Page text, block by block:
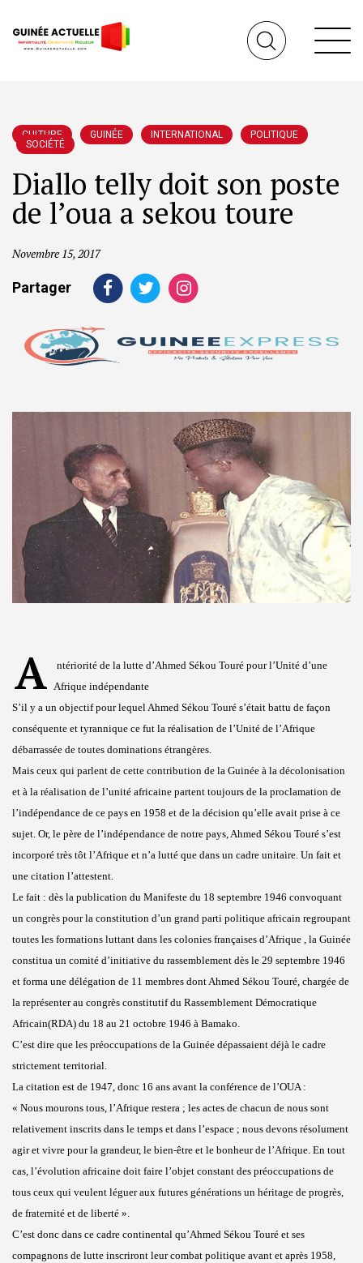
CULTURE GUINÉE INTERNATIONAL
POLITIQUE
SOCIÉTÉ
Diallo telly doit son poste
de l’oua a sekou toure
Novembre 15, 2017
Partager
A
ntériorité de la lutte d’Ahmed Sékou Touré pour l’Unité d’une
Afrique indépendante
S’il y a un objectif pour lequel Ahmed Sékou Touré s’était battu de façon
conséquente et tyrannique ce fut la réalisation de l’Unité de l’Afrique
débarrassée de toutes dominations étrangères.
Mais ceux qui parlent de cette contribution de la Guinée à la décolonisation
et à la réalisation de l’unité africaine partent toujours de la proclamation de
l’indépendance de ce pays en 1958 et de la décision qu’elle avait prise à ce
sujet. Or, le père de l’indépendance de notre pays, Ahmed Sékou Touré s’est
incorporé très tôt l’Afrique et n’a lutté que dans un cadre unitaire. Un fait et
une citation l’attestent.
Le fait : dès la publication du Manifeste du 18 septembre 1946 convoquant
un congrès pour la constitution d’un grand parti politique africain regroupant
toutes les formations luttant dans les colonies françaises d’Afrique , la Guinée
constitua un comité d’initiative du rassemblement dès le 29 septembre 1946
et forma une délégation de 11 membres dont Ahmed Sékou Touré, chargée de
la représenter au congrès constitutif du Rassemblement Démocratique
Africain(RDA) du 18 au 21 octobre 1946 à Bamako.
C’est dire que les préoccupations de la Guinée dépassaient déjà le cadre
strictement territorial.
La citation est de 1947, donc 16 ans avant la conférence de l’OUA :
« Nous mourons tous, l’Afrique restera ; les actes de chacun de nous sont
relativement inscrits dans le temps et dans l’espace ; nous devons résolument
agir et vivre pour la grandeur, le bien-être et le bonheur de l’Afrique. En tout
cas, l’évolution africaine doit faire l’objet constant des préoccupations de
tous ceux qui veulent léguer aux futures générations un héritage de progrès,
de fraternité et de liberté ».
C’est donc dans ce cadre continental qu’Ahmed Sékou Touré et ses
compagnons de lutte inscriront leur combat politique avant et après 1958,